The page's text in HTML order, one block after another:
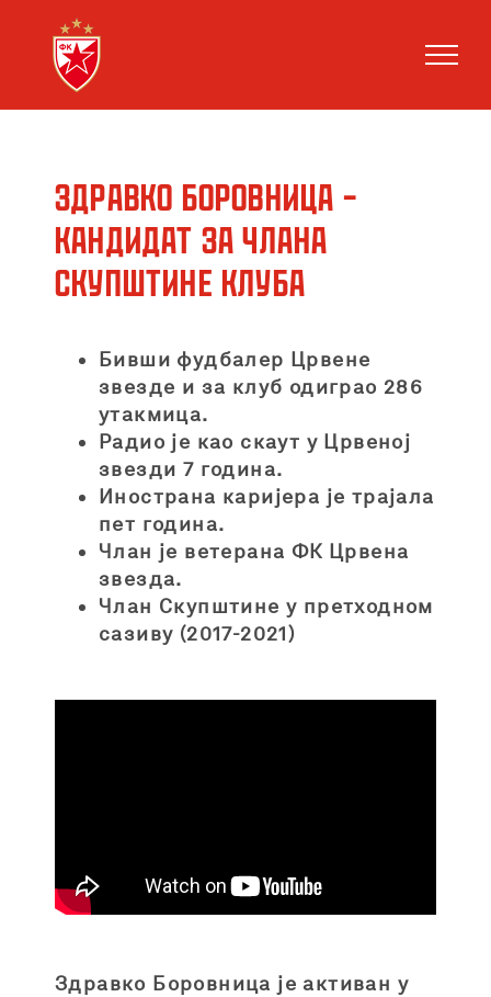
content
Здравко Боровница –
кандидат за члана
Скупштине клуба
Бивши фудбалер Црвене
звезде и за клуб одиграо 286
утакмица.
Радио је као скаут у Црвеној
звезди 7 година.
Инострана каријера је трајала
пет година.
Члан је ветерана ФК Црвена
звезда.
Члан Скупштине у претходном
сазиву (2017-2021)
Здравко Боровница је активан у